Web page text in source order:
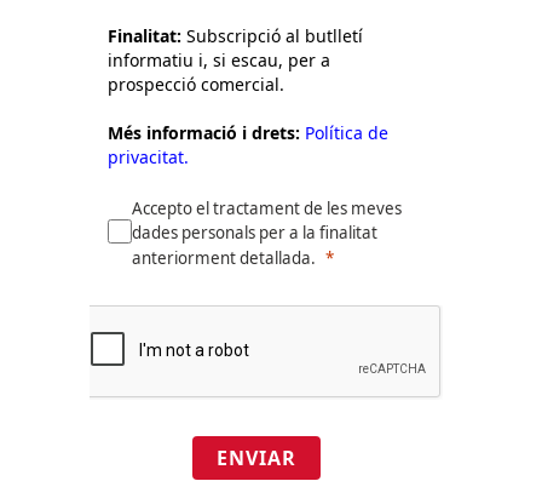
Finalitat: Subscripció al butlletí
informatiu i, si escau, per a
prospecció comercial.
Més informació i drets: Política de
privacitat.
Accepto el tractament de les meves
dades personals per a la finalitat
anteriorment detallada.
ENVIAR